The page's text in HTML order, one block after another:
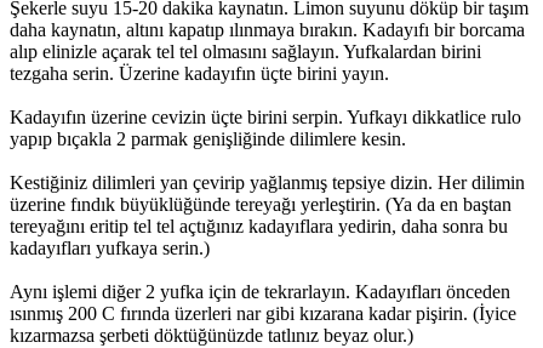
Şekerle suyu 15-20 dakika kaynatın. Limon suyunu döküp bir taşım
daha kaynatın, altını kapatıp ılınmaya bırakın. Kadayıfı bir borcama
alıp elinizle açarak tel tel olmasını sağlayın. Yufkalardan birini
tezgaha serin. Üzerine kadayıfın üçte birini yayın.
Kadayıfın üzerine cevizin üçte birini serpin. Yufkayı dikkatlice rulo
yapıp bıçakla 2 parmak genişliğinde dilimlere kesin.
Kestiğiniz dilimleri yan çevirip yağlanmış tepsiye dizin. Her dilimin
üzerine fındık büyüklüğünde tereyağı yerleştirin. (Ya da en baştan
tereyağını eritip tel tel açtığınız kadayıflara yedirin, daha sonra bu
kadayıfları yufkaya serin.)
Aynı işlemi diğer 2 yufka için de tekrarlayın. Kadayıfları önceden
ısınmış 200 C fırında üzerleri nar gibi kızarana kadar pişirin. (İyice
kızarmazsa şerbeti döktüğünüzde tatlınız beyaz olur.)